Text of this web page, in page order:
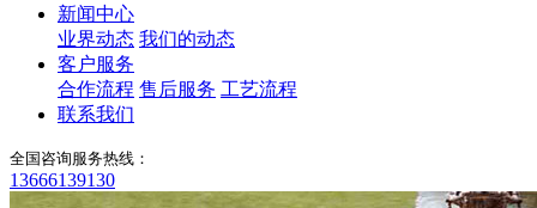
新闻中心
业界动态 我们的动态
客户服务
合作流程 售后服务 工艺流程
联系我们
全国咨询服务热线：
13666139130